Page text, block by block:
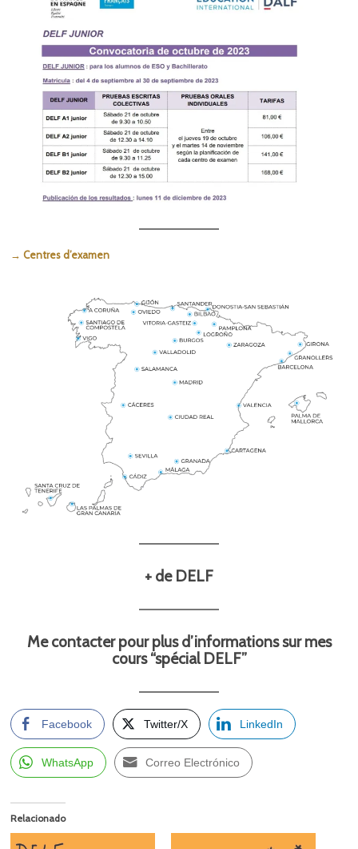
→ Centres d’examen
+ de DELF
Me contacter pour plus d’informations sur mes
cours “spécial DELF”
Facebook Twitter/X LinkedIn
WhatsApp Correo Electrónico
Relacionado